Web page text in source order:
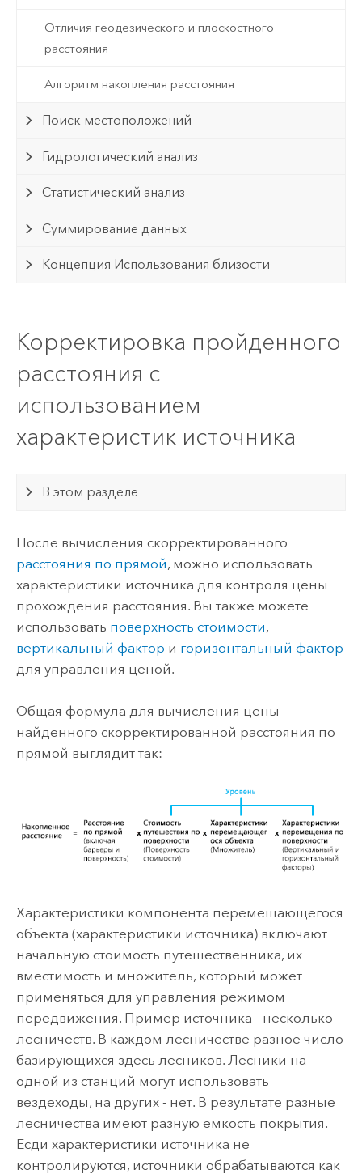
Отличия геодезического и плоскостного
расстояния
Алгоритм накопления расстояния
Поиск местоположений
Гидрологический анализ
Статистический анализ
Суммирование данных
Концепция Использования близости
Корректировка пройденного
расстояния с
использованием
характеристик источника
В этом разделе
После вычисления скорректированного
расстояния по прямой, можно использовать
характеристики источника для контроля цены
прохождения расстояния. Вы также можете
использовать поверхность стоимости,
вертикальный фактор и горизонтальный фактор
для управления ценой.
Общая формула для вычисления цены
найденного скорректированной расстояния по
прямой выглядит так:
Характеристики компонента перемещающегося
объекта (характеристики источника) включают
начальную стоимость путешественника, их
вместимость и множитель, который может
применяться для управления режимом
передвижения. Пример источника - несколько
лесничеств. В каждом лесничестве разное число
базирующихся здесь лесников. Лесники на
одной из станций могут использовать
вездеходы, на других - нет. В результате разные
лесничества имеют разную емкость покрытия.
Есди характеристики источника не
контролируются, источники обрабатываются как